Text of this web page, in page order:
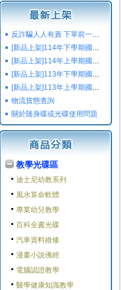
反詐騙人人有責 下單前一定要注意
[新品上架]114年下學期國小國中高中命題光碟,校用卷,習作
[新品上架]114年上學期國小國中高中命題光碟,校用卷,習作
[新品上架]113年下學期國小國中高中命題光碟,校用卷,習作
[新品上架]113年上學期國小國中高中命題光碟,校用卷,習作
物流貨態查詢
關於随身碟或光碟使用問題
教學光碟區
迪士尼幼教系列
風水算命軟體
專業幼兒教學
百科全書光碟
汽車資料維修
漫畫小說佛經
電腦認證教學
醫學健康知識教學